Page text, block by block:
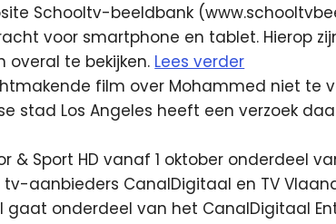
Schooltv-beeldbank
voor smartphone en tablet. Hierop
te bekijken. Lees verder
film over Mohammed niet te
stad Los Angeles heeft een verzoek
& Sport HD vanaf 1 oktober onderdeel
aanbieders CanalDigitaal en TV
gaat onderdeel van het CanalDigitaal